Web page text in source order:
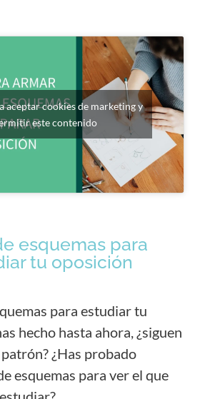
aceptar cookies de marketing y
este contenido
esquemas para
tu oposición
para estudiar tu
hecho hasta ahora, ¿siguen
¿Has probado
esquemas para ver el que